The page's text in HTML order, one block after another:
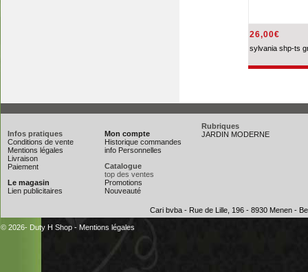
26,00€
sylvania shp-ts
Infos pratiques
Conditions de vente
Mentions légales
Livraison
Paiement
Le magasin
Lien publicitaires
Mon compte
Historique commandes
info Personnelles
Catalogue
top des ventes
Promotions
Nouveauté
Rubriques
JARDIN MODERNE
Cari bvba - Rue de Lille, 196 - 8930 Menen -
© 2026- Duty H Shop - Mentions légales